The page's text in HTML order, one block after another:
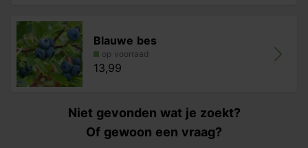
Blauwe bes
op voorraad
13,99
Niet gevonden wat je zoekt?
Of gewoon een vraag?